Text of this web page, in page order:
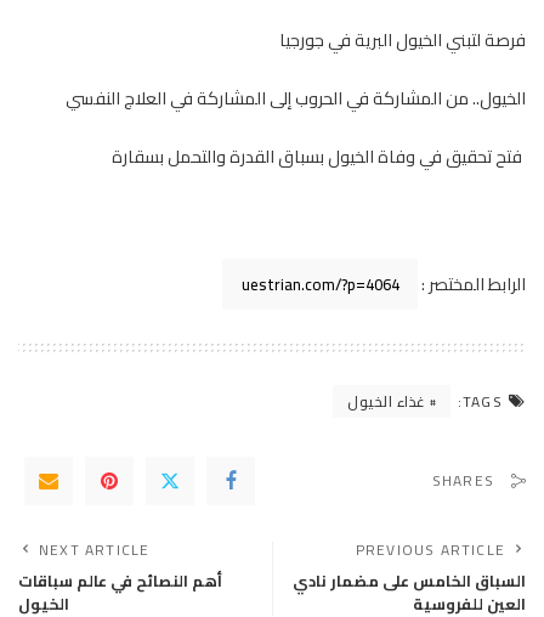
فرصة لتبني الخيول البرية في جورجيا
الخيول.. من المشاركة في الحروب إلى المشاركة في العلاج النفسي
فتح تحقيق في وفاة الخيول بسباق القدرة والتحمل بسقارة
الرابط المختصر :
TAGS: غذاء الخيول
SHARES
PREVIOUS ARTICLE
السباق الخامس على مضمار نادي
العين للفروسية
NEXT ARTICLE
أهم النصائح في عالم سباقات
الخيول